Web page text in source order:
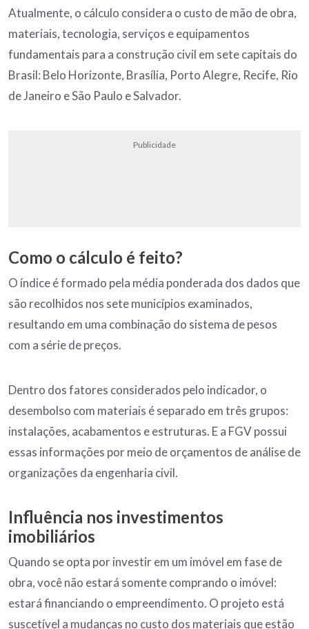
Atualmente, o cálculo considera o custo de mão de obra,
materiais, tecnologia, serviços e equipamentos
fundamentais para a construção civil em sete capitais do
Brasil: Belo Horizonte, Brasília, Porto Alegre, Recife, Rio
de Janeiro e São Paulo e Salvador.
Publicidade
Como o cálculo é feito?
O índice é formado pela média ponderada dos dados que
são recolhidos nos sete municípios examinados,
resultando em uma combinação do sistema de pesos
com a série de preços.
Dentro dos fatores considerados pelo indicador, o
desembolso com materiais é separado em três grupos:
instalações, acabamentos e estruturas. E a FGV possui
essas informações por meio de orçamentos de análise de
organizações da engenharia civil.
Influência nos investimentos
imobiliários
Quando se opta por investir em um imóvel em fase de
obra, você não estará somente comprando o imóvel:
estará financiando o empreendimento. O projeto está
suscetível a mudanças no custo dos materiais que estão